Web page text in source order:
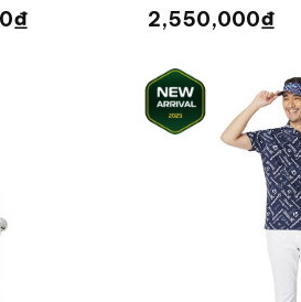
₫
2,205,000 ₫.
2,550,000₫